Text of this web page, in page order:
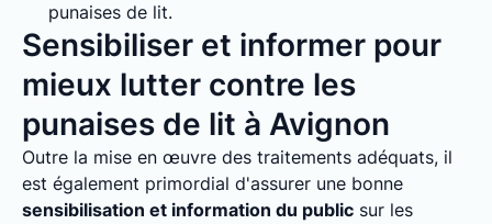
punaises de lit.
Sensibiliser et informer pour
mieux lutter contre les
punaises de lit à Avignon
Outre la mise en œuvre des traitements adéquats, il
est également primordial d'assurer une bonne
sensibilisation et information du public sur les